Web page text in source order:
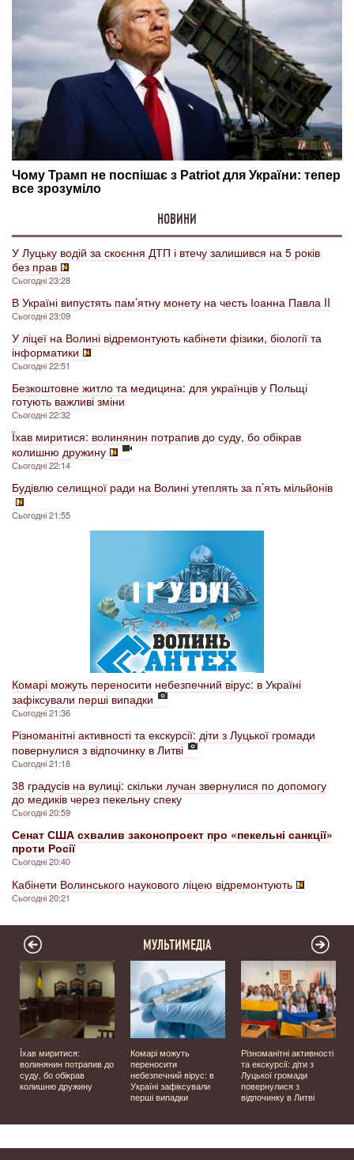
НОВИНИ
У Луцьку водій за скоєння ДТП і втечу залишився на 5 років
без прав
Сьогодні 23:28
В Україні випустять пам’ятну монету на честь Іоанна Павла II
Сьогодні 23:09
У ліцеї на Волині відремонтують кабінети фізики, біології та
інформатики
Сьогодні 22:51
Безкоштовне житло та медицина: для українців у Польщі
готують важливі зміни
Сьогодні 22:32
Їхав миритися: волинянин потрапив до суду, бо обікрав
колишню дружину
Сьогодні 22:14
Будівлю селищної ради на Волині утеплять за п’ять мільйонів
Сьогодні 21:55
Комарі можуть переносити небезпечний вірус: в Україні
зафіксували перші випадки
Сьогодні 21:36
Різноманітні активності та екскурсії: діти з Луцької громади
повернулися з відпочинку в Литві
Сьогодні 21:18
38 градусів на вулиці: скільки лучан звернулися по допомогу
до медиків через пекельну спеку
Сьогодні 20:59
Сенат США схвалив законопроект про «пекельні санкції»
проти Росії
Сьогодні 20:40
Кабінети Волинського наукового ліцею відремонтують
Сьогодні 20:21
МУЛЬТИМЕДІА
Їхав миритися:
волинянин потрапив до
суду, бо обікрав
колишню дружину
Комарі можуть
переносити
небезпечний вірус: в
Україні зафіксували
перші випадки
Різноманітні активності
та екскурсії: діти з
Луцької громади
повернулися з
відпочинку в Литві